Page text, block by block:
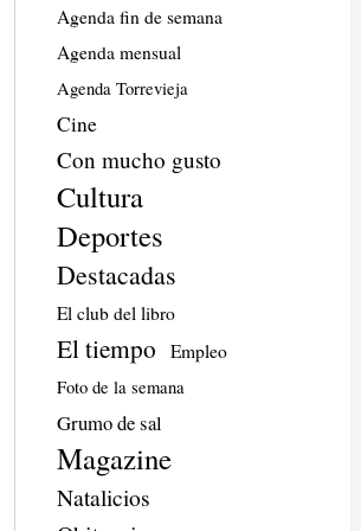
Agenda fin de semana
Agenda mensual
Agenda Torrevieja
Cine
Con mucho gusto
Cultura
Deportes
Destacadas
El club del libro
El tiempo Empleo
Foto de la semana
Grumo de sal
Magazine
Natalicios